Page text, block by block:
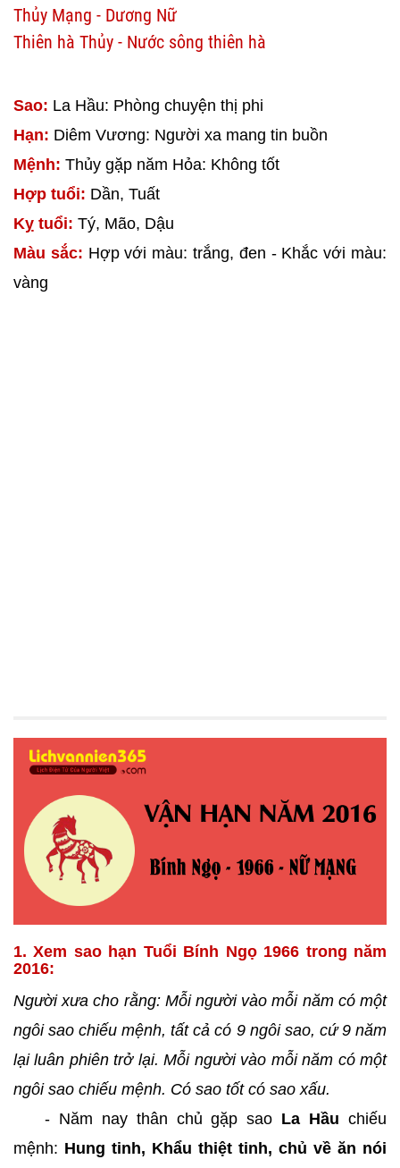
Thủy Mạng - Dương Nữ
Thiên hà Thủy - Nước sông thiên hà
Sao: La Hầu: Phòng chuyện thị phi
Hạn: Diêm Vương: Người xa mang tin buồn
Mệnh: Thủy gặp năm Hỏa: Không tốt
Hợp tuổi: Dần, Tuất
Kỵ tuổi: Tý, Mão, Dậu
Màu sắc: Hợp với màu: trắng, đen - Khắc với màu:
vàng
1. Xem sao hạn Tuổi Bính Ngọ 1966 trong năm
2016:
Người xưa cho rằng: Mỗi người vào mỗi năm có một
ngôi sao chiếu mệnh, tất cả có 9 ngôi sao, cứ 9 năm
lại luân phiên trở lại. Mỗi người vào mỗi năm có một
ngôi sao chiếu mệnh. Có sao tốt có sao xấu.
- Năm nay thân chủ gặp sao La Hầu chiếu
mệnh: Hung tinh, Khẩu thiệt tinh, chủ về ăn nói